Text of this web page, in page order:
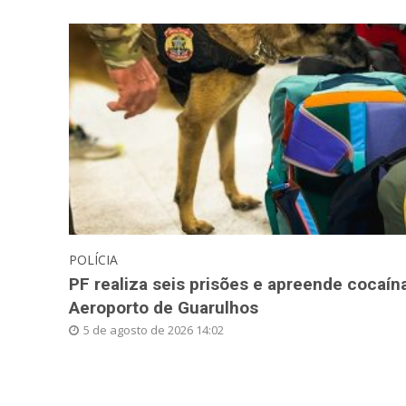
POLÍCIA
PF realiza seis prisões e apreende
Aeroporto de Guarulhos
5 de agosto de 2026 14:02